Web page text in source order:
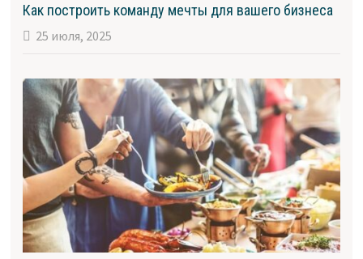
Как построить команду мечты для вашего бизнеса
25 июля, 2025